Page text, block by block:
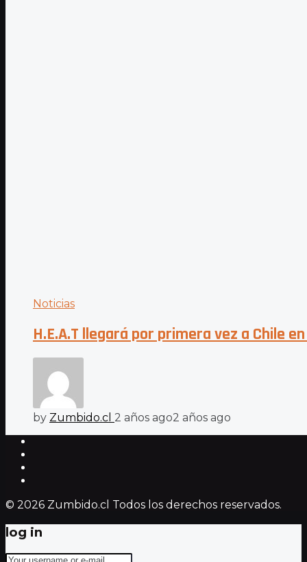
Noticias
H.E.A.T llegará por primera vez a Chile
by Zumbido.cl 2 años ago2 años ago
© 2026 Zumbido.cl Todos los derechos reservados.
log in